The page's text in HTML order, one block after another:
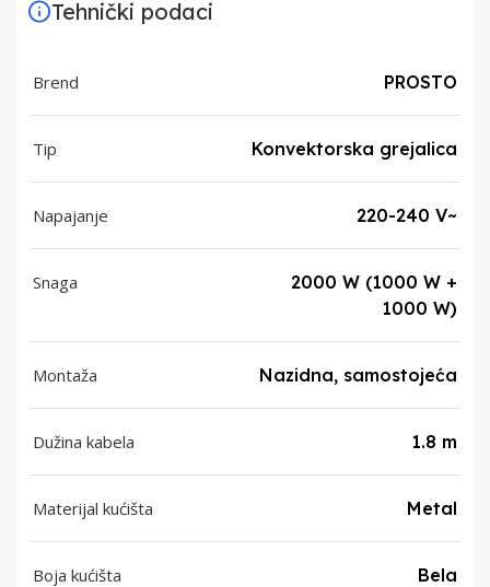
Tehnički podaci
Brend PROSTO
Tip Konvektorska grejalica
Napajanje 220-240 V~
Snaga
2000 W (1000 W +
1000 W)
Montaža Nazidna, samostojeća
Dužina kabela 1.8 m
Materijal kućišta Metal
Boja kućišta Bela